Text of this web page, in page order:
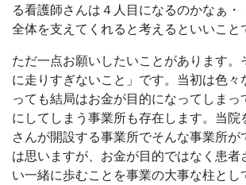
る看護師さんは４人目になるのかなぁ・
全体を支えてくれると考えるといいこと
ただ一点お願いしたいことがあります。
に走りすぎないこと」です。当初は色々
っても結局はお金が目的になってしまっ
にしてしまう事業所も存在します。当院
さんが開設する事業所でそんな事業所が
は思いますが、お金が目的ではなく患者
い一緒に歩むことを事業の大事な柱とし